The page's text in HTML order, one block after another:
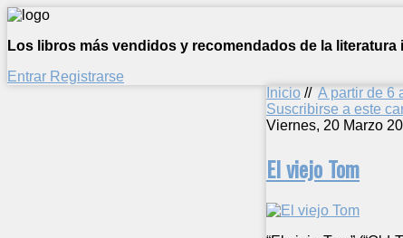
Los libros más vendidos y recomendados de la literatura
Entrar Registrarse
Inicio // A partir de 6
Suscribirse a este
Viernes, 20 Marzo
El viejo Tom